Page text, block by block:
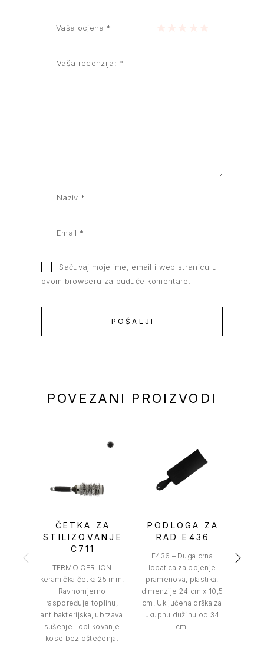
Vaša ocjena *
Sačuvaj moje ime, email i web stranicu u
ovom browseru za buduće komentare.
POVEZANI PROIZVODI
ČETKA ZA
STILIZOVANJE
C711
TERMO CER-ION
keramička četka 25 mm.
Ravnomjerno
raspoređuje toplinu,
antibakterijska, ubrzava
sušenje i oblikovanje
kose bez oštećenja.
PODLOGA ZA
RAD E436
E436 – Duga crna
lopatica za bojenje
pramenova, plastika,
dimenzije 24 cm x 10,5
cm. Uključena drška za
ukupnu dužinu od 34
cm.